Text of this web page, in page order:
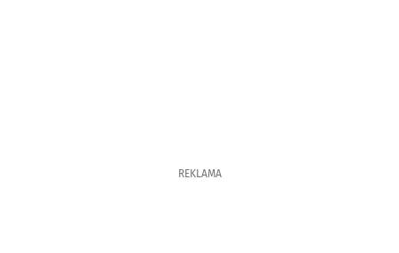
REKLAMA